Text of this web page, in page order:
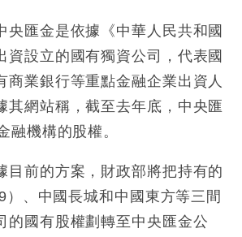
再籌逾360億美元 支援Anthropic租用
部擬擴大金屬關稅範圍 14類產品或加徵
K11 9月升級會員制度 增鉑金卡級別鎖
月零售額連升14個月 珠寶鐘錶銷售升勢
啟最多10億美元回購 派息比率目標維持
央匯金是依據《中華人民共和國
資設立的國有獨資公司，代表國
商業銀行等重點金融企業出資人
其網站稱，截至去年底，中央匯
融機構的股權。
目前的方案，財政部將把持有的
）、中國長城和中國東方等三間
的國有股權劃轉至中央匯金公